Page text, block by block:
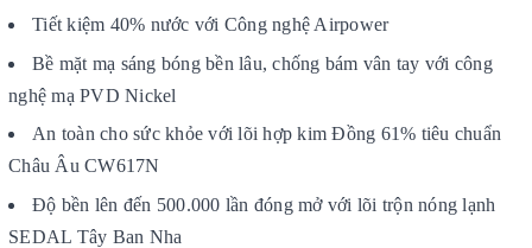
Tiết kiệm 40% nước với Công nghệ Airpower
Bề mặt mạ sáng bóng bền lâu, chống bám vân tay với công
nghệ mạ PVD Nickel
An toàn cho sức khỏe với lõi hợp kim Đồng 61% tiêu chuẩn
Châu Âu CW617N
Độ bền lên đến 500.000 lần đóng mở với lõi trộn nóng lạnh
SEDAL Tây Ban Nha